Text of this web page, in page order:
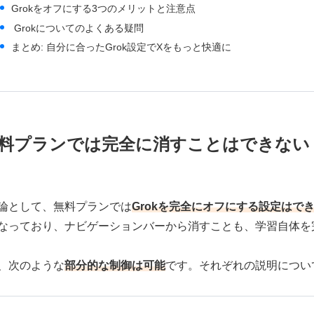
Grokをオフにする3つのメリットと注意点
Grokについてのよくある疑問
まとめ: 自分に合ったGrok設定でXをもっと快適に
プランでは完全に消すことはできない
として、無料プランではGrokを完全にオフにする設定はで
っており、ナビゲーションバーから消すことも、学習自体
次のような部分的な制御は可能です。それぞれの説明につ